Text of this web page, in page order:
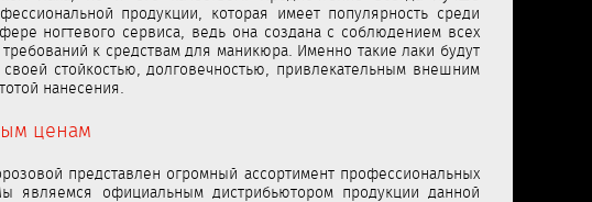
продукции, которая имеет популярность среди
ногтевого сервиса, ведь она создана с соблюдением всех
к средствам для маникюра. Именно такие лаки будут
своей стойкостью, долговечностью, привлекательным внешним
нанесения.
ценам
представлен огромный ассортимент профессиональных
являемся официальным дистрибьютором продукции данной